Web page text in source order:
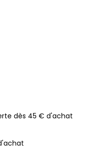
dès 45 € d'achat